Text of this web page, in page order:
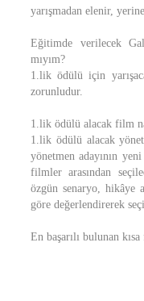
yarışmadan elenir,
Eğitimde verilecek
mıyım?
1.lik ödülü için
zorunludur.
1.lik ödülü alacak film
1.lik ödülü alacak
yönetmen adayının
filmler arasından
özgün senaryo, hikâye
göre değerlendirerek
En başarılı bulunan